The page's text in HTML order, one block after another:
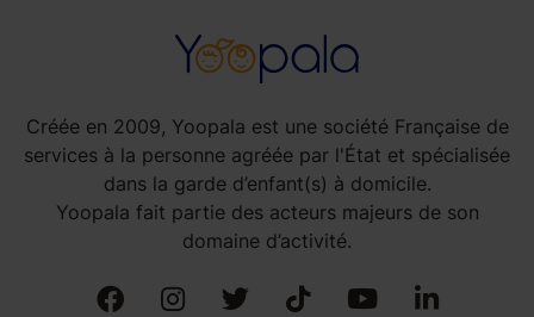
Créée en 2009, Yoopala est une société Française de
services à la personne agréée par l'État et spécialisée
dans la garde d’enfant(s) à domicile.
Yoopala fait partie des acteurs majeurs de son
domaine d’activité.